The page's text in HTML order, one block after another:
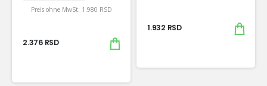
Preis ohne MwSt: 1.980 RSD
2.376 RSD
1.932 RSD